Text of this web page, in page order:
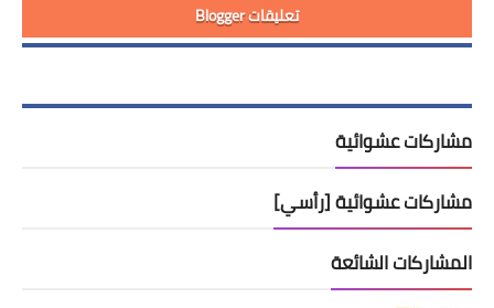
تعليقات Blogger
مشاركات عشوائية
مشاركات عشوائية [رأسي]
المشاركات الشائعة